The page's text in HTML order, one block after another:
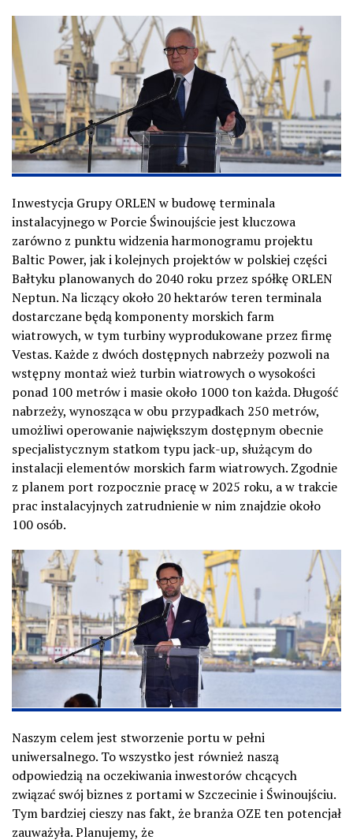
Inwestycja Grupy ORLEN w budowę terminala
instalacyjnego w Porcie Świnoujście jest kluczowa
zarówno z punktu widzenia harmonogramu projektu
Baltic Power, jak i kolejnych projektów w polskiej części
Bałtyku planowanych do 2040 roku przez spółkę ORLEN
Neptun. Na liczący około 20 hektarów teren terminala
dostarczane będą komponenty morskich farm
wiatrowych, w tym turbiny wyprodukowane przez firmę
Vestas. Każde z dwóch dostępnych nabrzeży pozwoli na
wstępny montaż wież turbin wiatrowych o wysokości
ponad 100 metrów i masie około 1000 ton każda. Długość
nabrzeży, wynosząca w obu przypadkach 250 metrów,
umożliwi operowanie największym dostępnym obecnie
specjalistycznym statkom typu jack-up, służącym do
instalacji elementów morskich farm wiatrowych. Zgodnie
z planem port rozpocznie pracę w 2025 roku, a w trakcie
prac instalacyjnych zatrudnienie w nim znajdzie około
100 osób.
Naszym celem jest stworzenie portu w pełni
uniwersalnego. To wszystko jest również naszą
odpowiedzią na oczekiwania inwestorów chcących
związać swój biznes z portami w Szczecinie i Świnoujściu.
Tym bardziej cieszy nas fakt, że branża OZE ten potencjał
zauważyła. Planujemy, że